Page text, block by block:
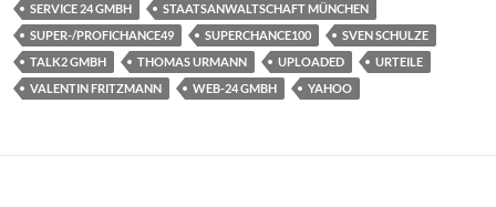
SERVICE 24 GMBH
STAATSANWALTSCHAFT MÜNCHEN
SUPER-/PROFICHANCE49
SUPERCHANCE100
SVEN SCHULZE
TALK2 GMBH
THOMAS URMANN UPLOADED
URTEILE
VALENTIN FRITZMANN
WEB-24 GMBH YAHOO